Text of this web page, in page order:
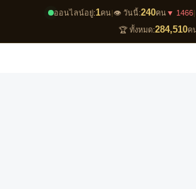
ออนไลน์อยู่:1คน|👁️ วันนี้:240คน▼ 1466|
🏆 ทั้งหมด:284,510ค
content